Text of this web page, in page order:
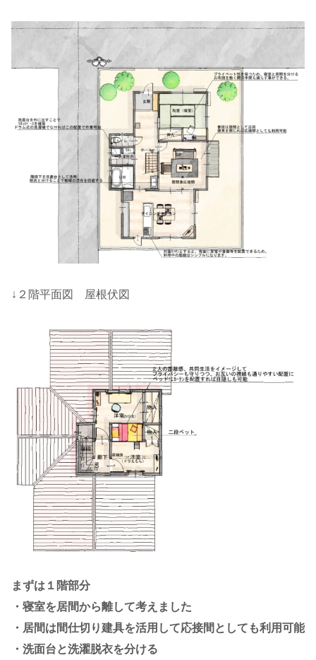
↓２階平面図 屋根伏図
まずは１階部分
・寝室を居間から離して考えました
・居間は間仕切り建具を活用して応接間としても利用可能
・洗面台と洗濯脱衣を分ける